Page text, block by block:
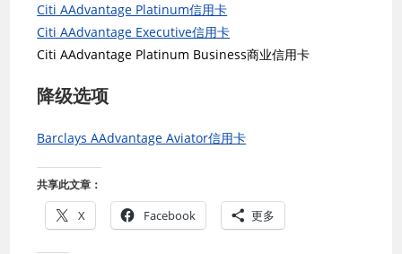
Citi AAdvantage Platinum信用卡
Citi AAdvantage Executive信用卡
Citi AAdvantage Platinum Business商业信用卡
降级选项
Barclays AAdvantage Aviator信用卡
共享此文章：
X Facebook 更多